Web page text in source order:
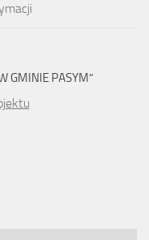
GMINIE PASYM”